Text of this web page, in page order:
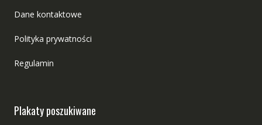
Dane kontaktowe
Polityka prywatności
Regulamin
Plakaty poszukiwane